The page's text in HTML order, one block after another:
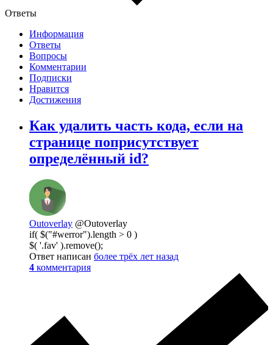
Ответы
Информация
Ответы
Вопросы
Комментарии
Подписки
Нравится
Достижения
Как удалить часть кода, если на
странице поприсутствует
определённый id?
Outoverlay @Outoverlay
if( $("#werror").length > 0 )
$( '.fav' ).remove();
Ответ написан более трёх лет назад
4 комментария